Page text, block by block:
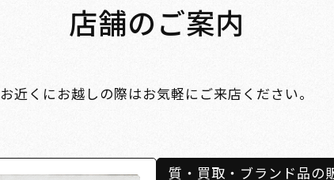
店舗のご案内
お近くにお越しの際はお気軽にご来店ください。
質・買取・ブランド品の